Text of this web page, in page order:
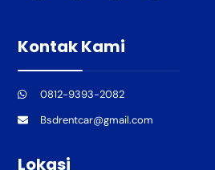
Kontak Kami
0812-9393-2082
Bsdrentcar@gmail.com
Lokasi